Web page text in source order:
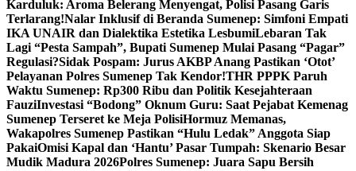
Karduluk: Aroma Belerang Menyengat, Polisi Pasang Garis
Terlarang!Nalar Inklusif di Beranda Sumenep: Simfoni Empati
IKA UNAIR dan Dialektika Estetika LesbumiLebaran Tak
Lagi “Pesta Sampah”, Bupati Sumenep Mulai Pasang “Pagar”
Regulasi?Sidak Pospam: Jurus AKBP Anang Pastikan ‘Otot’
Pelayanan Polres Sumenep Tak Kendor!THR PPPK Paruh
Waktu Sumenep: Rp300 Ribu dan Politik Kesejahteraan
FauziInvestasi “Bodong” Oknum Guru: Saat Pejabat Kemenag
Sumenep Terseret ke Meja PolisiHormuz Memanas,
Wakapolres Sumenep Pastikan “Hulu Ledak” Anggota Siap
PakaiOmisi Kapal dan ‘Hantu’ Pasar Tumpah: Skenario Besar
Mudik Madura 2026Polres Sumenep: Juara Sapu Bersih